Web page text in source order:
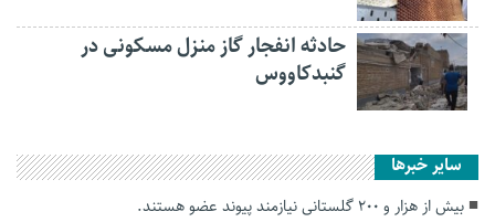
حادثه انفجار گاز منزل مسکونی در
گنبدکاووس
سایر خبرها
بیش از هزار و ۲۰۰ گلستانی نیازمند پیوند عضو هستند.